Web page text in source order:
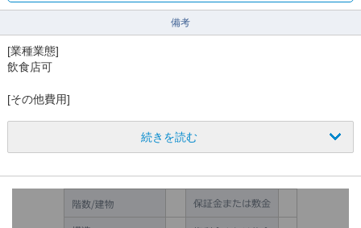
備考
[業種業態]
飲食店可
[その他費用]
賃貸保証:加入要 初回100%～
スケルトン
その他の諸条件はご相談ください。
続きを読む